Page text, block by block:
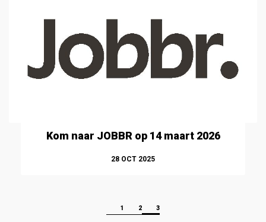
Kom naar JOBBR op 14 maart 2026
28 OCT 2025
1 2 3